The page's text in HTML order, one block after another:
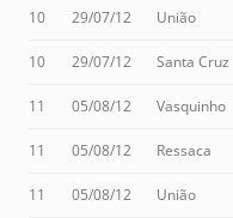
10 29/07/12 União
10 29/07/12 Santa Cruz
11 05/08/12 Vasquinho
11 05/08/12 Ressaca
11 05/08/12 União